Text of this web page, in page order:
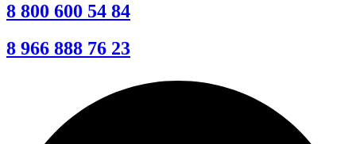
8 800 600 54 84
8 966 888 76 23